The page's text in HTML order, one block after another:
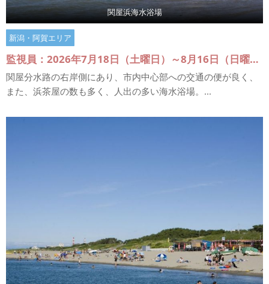
関屋浜海水浴場
新潟・阿賀エリア
監視員：2026年7月18日（土曜日）～8月16日（日曜日）
関屋分水路の右岸側にあり、市内中心部への交通の便が良く、
また、浜茶屋の数も多く、人出の多い海水浴場。...